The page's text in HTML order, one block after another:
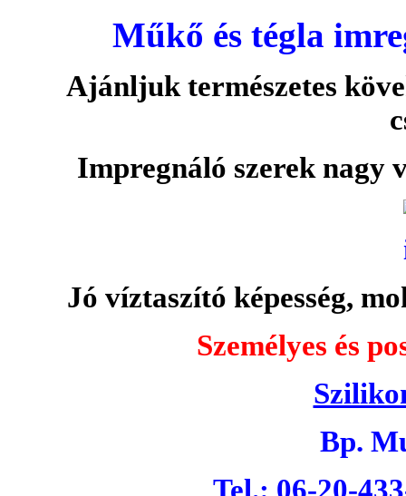
Műkő és tégla
Ajánljuk természetes
Impregnáló szerek
Jó víztaszító képesség,
Személyes és
Bp.